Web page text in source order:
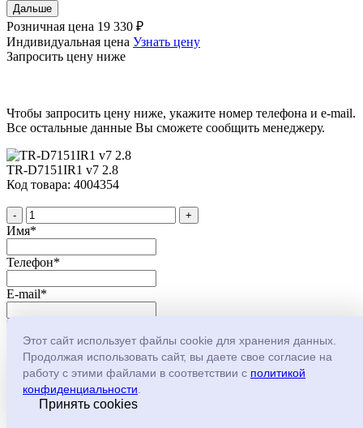
Дальше
Розничная цена 19 330 ₽
Индивидуальная цена Узнать цену
Запросить цену ниже
Чтобы запросить цену ниже, укажите номер телефона и e-mail.
Все остальные данные Вы сможете сообщить менеджеру.
TR-D7151IR1 v7 2.8
Код товара: 4004354
- +
Имя*
Телефон*
E-mail*
Нажимая на кнопку, Вы
соглашаетесь с
Этот сайт использует файлы cookie для хранения данных.
Продолжая использовать сайт, вы даете свое согласие на
работу с этими файлами в соответствии с политикой
конфиденциальности
Принять cookies